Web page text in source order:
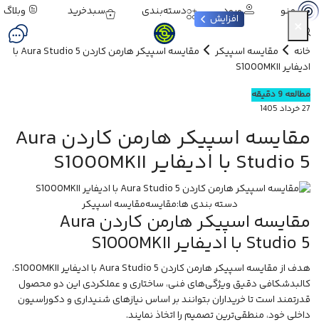
منو ورود دسته‌بندی سبدخرید وبلاگ
خانه مقایسه اسپیکر
مقایسه اسپیکر هارمن کاردن Aura Studio 5 با
ادیفایر S1000MKII
مطالعه 9 دقیقه
27 خرداد 1405
مقایسه اسپیکر هارمن کاردن Aura
Studio 5 با ادیفایر S1000MKII
دسته بندی ها:مقایسهمقایسه اسپیکر
مقایسه اسپیکر هارمن کاردن Aura
Studio 5 با ادیفایر S1000MKII
هدف ازمقایسه اسپیکر
هارمن کاردن Aura Studio 5 با ادیفایر S1000MKII،
کالبدشکافی دقیق ویژگی‌های فنی، ساختاری و عملکردی این دو محصول
قدرتمند است تا خریداران بتوانند بر اساس نیازهای شنیداری و دکوراسیون
داخلی خود، منطقی‌ترین تصمیم را اتخاذ نمایند.
افزایش